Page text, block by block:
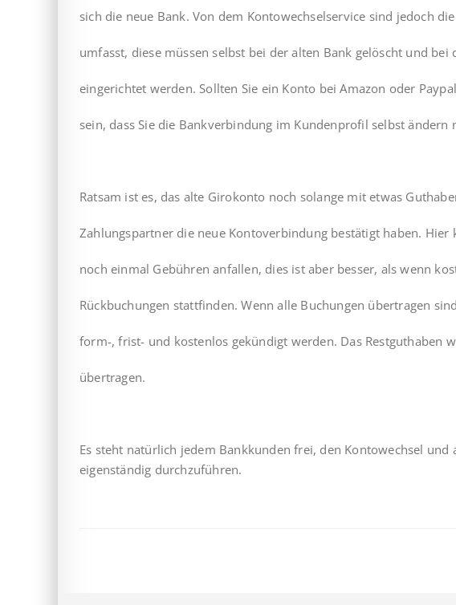
sich die neue Bank. Von dem Kontowechselservice sind jedoch
umfasst, diese müssen selbst bei der alten Bank gelöscht und bei
eingerichtet werden. Sollten Sie ein Konto bei Amazon oder
sein, dass Sie die Bankverbindung im Kundenprofil selbst ändern
Ratsam ist es, das alte Girokonto noch solange mit etwas
Zahlungspartner die neue Kontoverbindung bestätigt haben. Hier
noch einmal Gebühren anfallen, dies ist aber besser, als wenn
Rückbuchungen stattfinden. Wenn alle Buchungen übertragen
form-, frist- und kostenlos gekündigt werden. Das Restguthaben
übertragen.
Es steht natürlich jedem Bankkunden frei, den Kontowechsel
eigenständig durchzuführen.